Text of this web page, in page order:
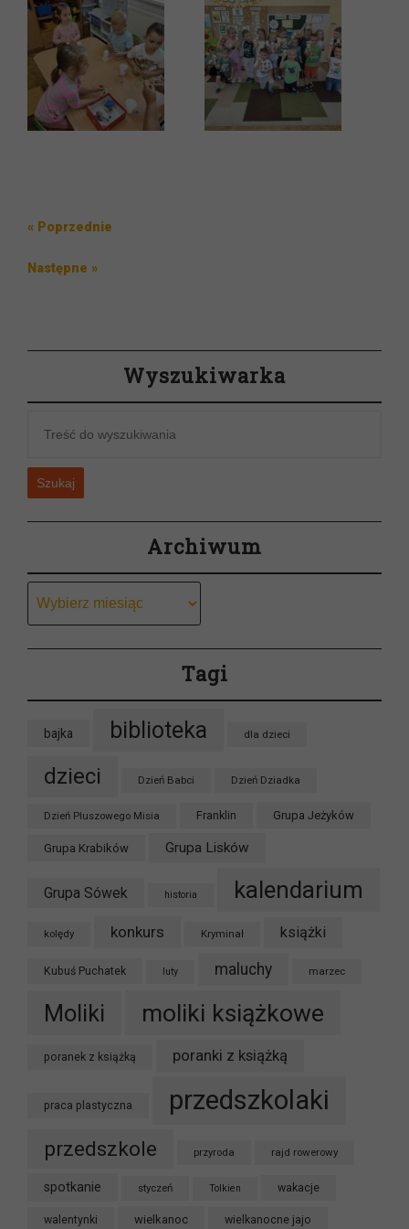
Nawigacja
Poprzedni
« Poprzednie
Następny
Następne »
Wyszukiwarka
Szukaj
Archiwum
Tagi
bajka biblioteka dla dzieci
dzieci Dzień Babci Dzień Dziadka
Dzień Pluszowego Misia Franklin Grupa Jeżyków
Grupa Krabików Grupa Lisków
Grupa Sówek historia kalendarium
kolędy konkurs Kryminał książki
Kubuś Puchatek luty maluchy marzec
Moliki moliki książkowe
poranek z książką poranki z książką
praca plastyczna przedszkolaki
przedszkole przyroda rajd rowerowy
spotkanie styczeń Tolkien wakacje
walentynki wielkanoc wielkanocne jajo